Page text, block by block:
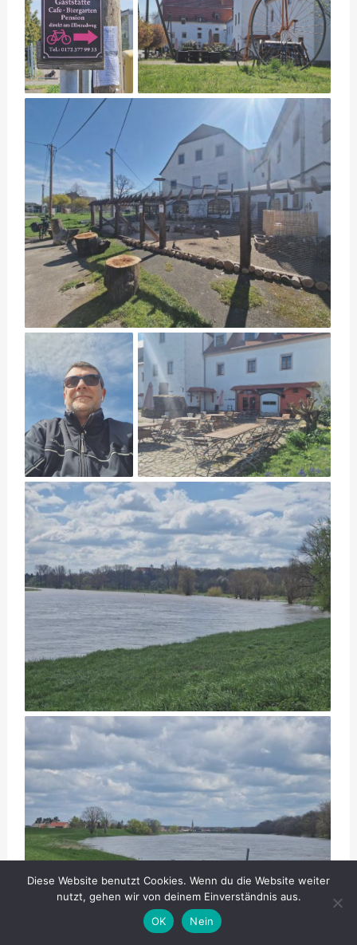
Diese Website benutzt Cookies. Wenn du die Website weiter
nutzt, gehen wir von deinem Einverständnis aus.
OK
Nein